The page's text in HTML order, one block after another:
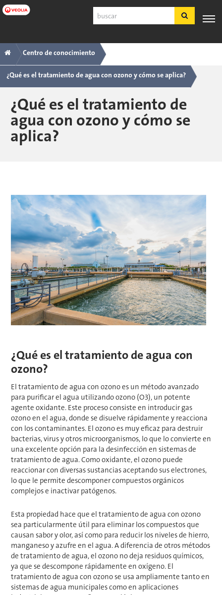
Ir
a
Buscar
Navegación
principal
EXPERIENCIA POR
INDUSTRIA
PRODUCTOS
Y SERVICIOS
SDS
COA
Nosotros
Empleos
Breadcrumb
Centro de conocimiento
¿Qué es el tratamiento de agua con ozono y cómo se aplica?
¿Qué es el tratamiento de
agua con ozono y cómo se
aplica?
¿Qué es el tratamiento de agua con
ozono?
El tratamiento de agua con ozono es un método avanzado
para purificar el agua utilizando ozono (O3), un potente
agente oxidante. Este proceso consiste en introducir gas
ozono en el agua, donde se disuelve rápidamente y reacciona
con los contaminantes. El ozono es muy eficaz para destruir
bacterias, virus y otros microorganismos, lo que lo convierte en
una excelente opción para la desinfección en sistemas de
tratamiento de agua. Como oxidante, el ozono puede
reaccionar con diversas sustancias aceptando sus electrones,
lo que le permite descomponer compuestos orgánicos
complejos e inactivar patógenos.
Esta propiedad hace que el tratamiento de agua con ozono
sea particularmente útil para eliminar los compuestos que
causan sabor y olor, así como para reducir los niveles de hierro,
manganeso y azufre en el agua. A diferencia de otros métodos
de tratamiento de agua, el ozono no deja residuos químicos,
ya que se descompone rápidamente en oxígeno. El
tratamiento de agua con ozono se usa ampliamente tanto en
sistemas de agua municipales como en aplicaciones